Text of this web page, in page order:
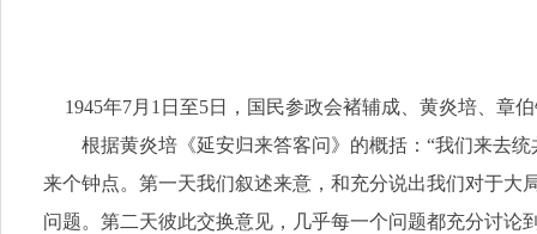
1945年7月1日至5日，国民参政会褚辅成、黄炎培、章
根据黄炎培《延安归来答客问》的概括：“我们来去
来个钟点。第一天我们叙述来意，和充分说出我们对于
问题。第二天彼此交换意见，几乎每一个问题都充分讨